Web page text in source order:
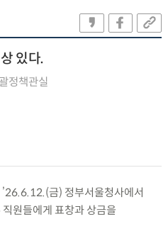
있다.
정책관실
금) 정부서울청사에서
원들에게 표창과 상금을